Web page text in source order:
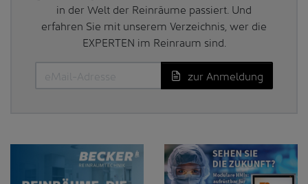
in der Welt der Reinräume passiert. Und
erfahren Sie mit unserem Verzeichnis, wer die
EXPERTEN im Reinraum sind.
zur Anmeldung